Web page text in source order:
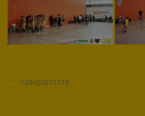
← CBM20231118